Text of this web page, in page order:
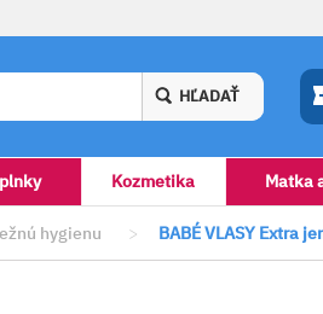
HĽADAŤ
Kozmetika Matka
hygienu > BABÉ VLASY Extra